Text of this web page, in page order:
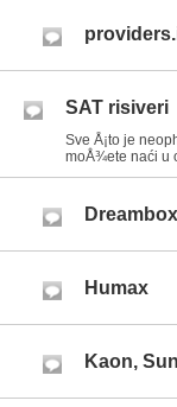
SAT risiveri
Sve Å¡to je
moÅ¾ete naći u
Dreambox
Humax
Kaon,